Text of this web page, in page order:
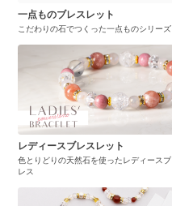
一点ものブレスレット
こだわりの石でつくった一点ものシリーズ
レディースブレスレット
色とりどりの天然石を使ったレディースブ
レス